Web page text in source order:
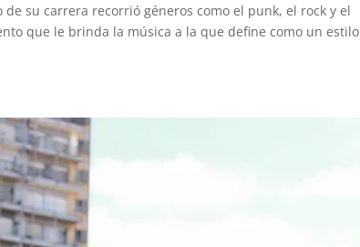
su carrera recorrió géneros como el punk, el rock y el
que le brinda la música a la que define como un estilo